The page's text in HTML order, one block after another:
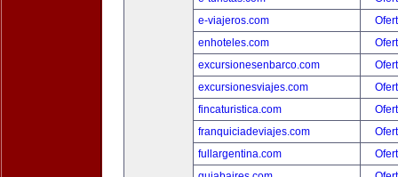
e-viajeros.com
enhoteles.com
excursionesenbarco.com
excursionesviajes.com
fincaturistica.com
franquiciadeviajes.com
fullargentina.com